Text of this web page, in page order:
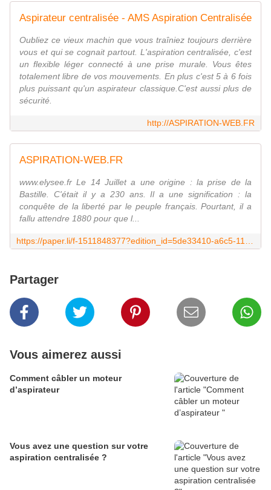
Aspirateur centralisée - AMS Aspiration Centralisée
Oubliez ce vieux machin que vous traîniez toujours derrière
vous et qui se cognait partout. L'aspiration centralisée, c'est
un flexible léger connecté à une prise murale. Vous êtes
totalement libre de vos mouvements. En plus c'est 5 à 6 fois
plus puissant qu'un aspirateur classique.C'est aussi plus de
sécurité.
http://ASPIRATION-WEB.FR
ASPIRATION-WEB.FR
www.elysee.fr Le 14 Juillet a une origine : la prise de la
Bastille. C'était il y a 230 ans. Il a une signification : la
conquête de la liberté par le peuple français. Pourtant, il a
fallu attendre 1880 pour que l...
Partager
Vous aimerez aussi
Comment câbler un moteur
d’aspirateur
Vous avez une question sur votre
aspiration centralisée ?